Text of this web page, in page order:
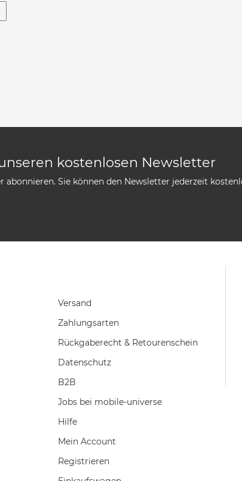
kostenlosen Newsletter
abonnieren. Sie können den Newsletter jederzeit
Versand
Zahlungsarten
Rückgaberecht & Retourenschein
Datenschutz
B2B
Jobs bei mobile-universe
Hilfe
Mein Account
Registrieren